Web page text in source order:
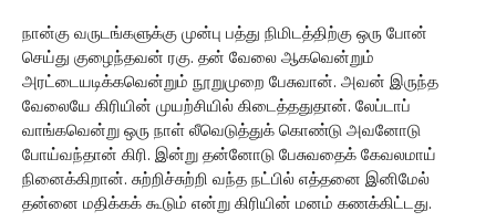
நான்கு வருடங்களுக்கு முன்பு பத்து நிமிடத்திற்கு ஒரு போன்
செய்து குழைந்தவன் ரகு. தன் வேலை ஆகவென்றும்
அரட்டையடிக்கவென்றும் நூறுமுறை பேசுவான். அவன் இருந்த
வேலையே கிரியின் முயற்சியில் கிடைத்ததுதான். லேப்டாப்
வாங்கவென்று ஒரு நாள் லீவெடுத்துக் கொண்டு அவனோடு
போய்வந்தான் கிரி. இன்று தன்னோடு பேசுவதைக் கேவலமாய்
நினைக்கிறான். சுற்றிச்சுற்றி வந்த நட்பில் எத்தனை இனிமேல்
தன்னை மதிக்கக் கூடும் என்று கிரியின் மனம் கணக்கிட்டது.